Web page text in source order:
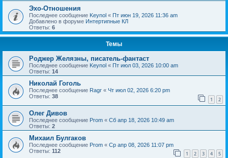
Эхо-Отношения
Последнее сообщение Keynol « Пт июн 19, 2026 11:36 am
Добавлено в форуме Интертипные КЛ
Ответы: 6
Темы
Роджер Желязны, писатель-фантаст
Последнее сообщение Keynol « Пт июл 03, 2026 10:00 am
Ответы: 14
Николай Гоголь
Последнее сообщение Ragr « Чт июл 02, 2026 6:20 pm
Ответы: 38 1 2
Олег Дивов
Последнее сообщение Prom « Сб апр 18, 2026 10:49 am
Ответы: 2
Михаил Булгаков
Последнее сообщение Prom « Ср апр 08, 2026 11:07 pm
Ответы: 112 1 2 3 4 5